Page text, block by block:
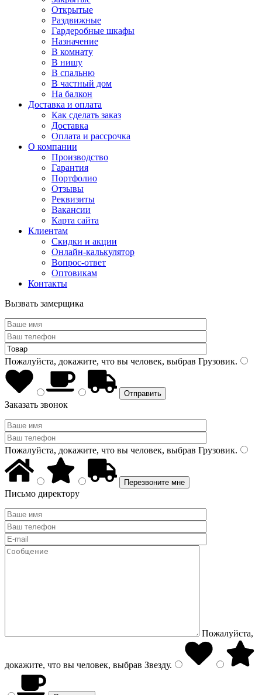
Открытые
Раздвижные
Гардеробные шкафы
Назначение
В комнату
В нишу
В спальню
В частный дом
На балкон
Доставка и оплата
Как сделать заказ
Доставка
Оплата и рассрочка
О компании
Производство
Гарантия
Портфолио
Отзывы
Реквизиты
Вакансии
Карта сайта
Клиентам
Скидки и акции
Онлайн-калькулятор
Вопрос-ответ
Оптовикам
Контакты
Вызвать замерщика
Пожалуйста, докажите, что вы человек, выбрав Грузовик.
Заказать звонок
Пожалуйста, докажите, что вы человек, выбрав Грузовик.
Письмо директору
Пожалуйста,
докажите, что вы человек, выбрав Звезду.